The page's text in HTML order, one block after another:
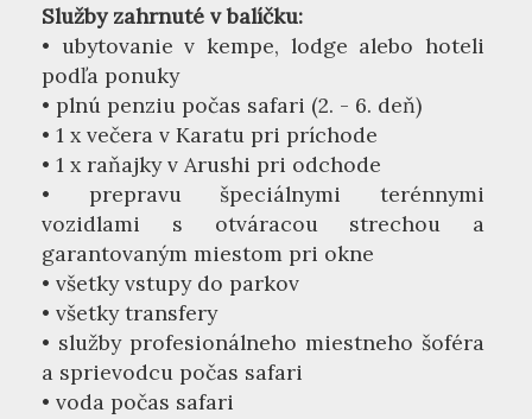
Služby zahrnuté v balíčku:
• ubytovanie v kempe, lodge alebo hoteli
podľa ponuky
• plnú penziu počas safari (2. - 6. deň)
• 1 x večera v Karatu pri príchode
• 1 x raňajky v Arushi pri odchode
• prepravu špeciálnymi terénnymi
vozidlami s otváracou strechou a
garantovaným miestom pri okne
• všetky vstupy do parkov
• všetky transfery
• služby profesionálneho miestneho šoféra
a sprievodcu počas safari
• voda počas safari